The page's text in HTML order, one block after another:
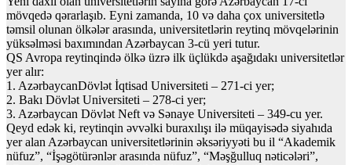
mövqedə qərarlaşıb. Eyni zamanda, 10 və daha çox universitetlə
təmsil olunan ölkələr arasında, universitetlərin reytinq mövqelərinin
yüksəlməsi baxımından Azərbaycan 3-cü yeri tutur.
QS Avropa reytinqində ölkə üzrə ilk üçlükdə aşağıdakı universitetlər
yer alır:
1. AzərbaycanDövlət İqtisad Universiteti – 271-ci yer;
2. Bakı Dövlət Universiteti – 278-ci yer;
3. Azərbaycan Dövlət Neft və Sənaye Universiteti – 349-cu yer.
Qeyd edək ki, reytinqin əvvəlki buraxılışı ilə müqayisədə siyahıda
yer alan Azərbaycan universitetlərinin əksəriyyəti bu il “Akademik
nüfuz”, “İşəgötürənlər arasında nüfuz”, “Məşğulluq nəticələri”,